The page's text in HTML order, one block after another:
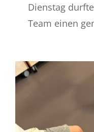
Dienstag
Team einen